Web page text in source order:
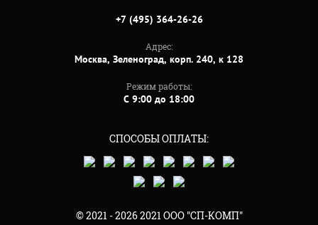
+7 (495) 364-26-26
Адрес:
Москва, Зеленоград, корп. 240, к 128
Режим работы:
C 9:00 до 18:00
СПОСОБЫ ОПЛАТЫ:
© 2021 - 2026 2021 ООО "СП-КОМП"